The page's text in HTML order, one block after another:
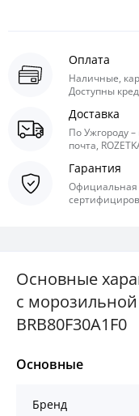
Оплата
Наличные,
Доступны
Доставка
По Ужгороду
почта,
Гарантия
Официальная
Основные
с
BRB80F30A1F0
Основные
Бренд